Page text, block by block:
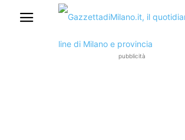
pubblicità